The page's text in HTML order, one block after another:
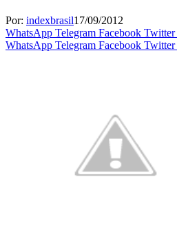
Por: indexbrasil17/09/2012
WhatsApp Telegram Facebook Twitter
WhatsApp Telegram Facebook Twitter